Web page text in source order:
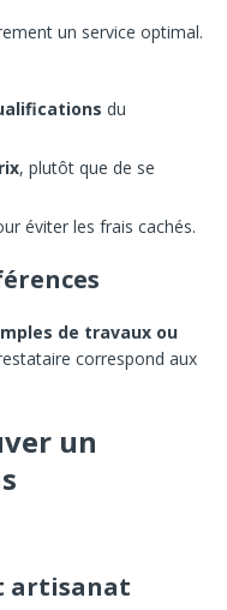
un service optimal.
du
, plutôt que de se
éviter les frais cachés.
de travaux ou
correspond aux
un
artisanat